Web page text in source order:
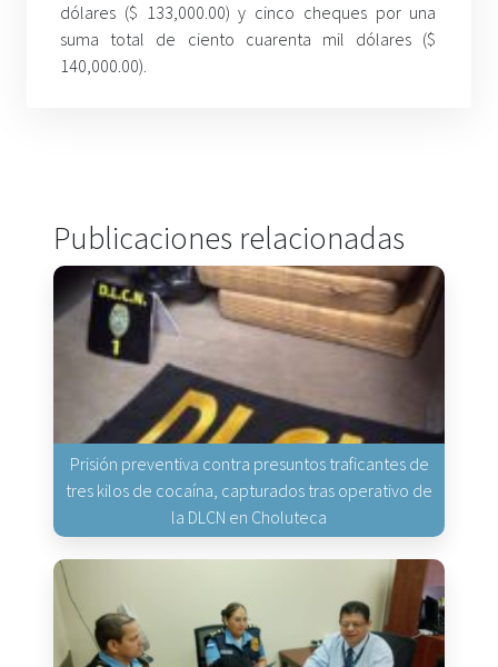
dólares ($ 133,000.00) y cinco cheques por una
suma total de ciento cuarenta mil dólares ($
140,000.00).
Publicaciones relacionadas
Prisión preventiva contra presuntos traficantes de
tres kilos de cocaína, capturados tras operativo de
la DLCN en Choluteca